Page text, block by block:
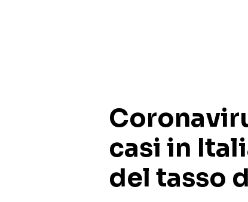
casi in
del tasso